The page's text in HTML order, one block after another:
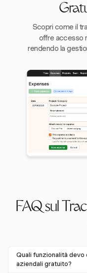
Scopri come il
offre accesso
rendendo la
FAQ sul
Quali funzionalità
aziendali gratuito?